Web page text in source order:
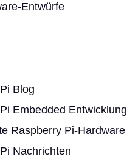
Entwürfe
Blog
Embedded Entwicklung
Raspberry Pi-Hardware
Nachrichten